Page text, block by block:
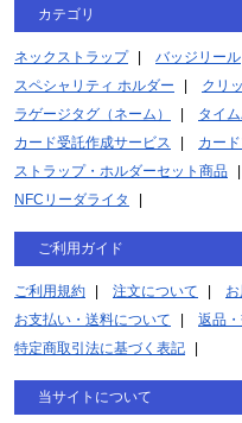
カテゴリ
ネックストラップ バッジリール
スペシャリティ ホルダー
クリ
ラゲージタグ（ネーム）
タイ
カード受託作成サービス
カー
ストラップ・ホルダーセット商品
NFCリーダライタ
ご利用ガイド
ご利用規約 注文について
お支払い・送料について
返品
特定商取引法に基づく表記
当サイトについて